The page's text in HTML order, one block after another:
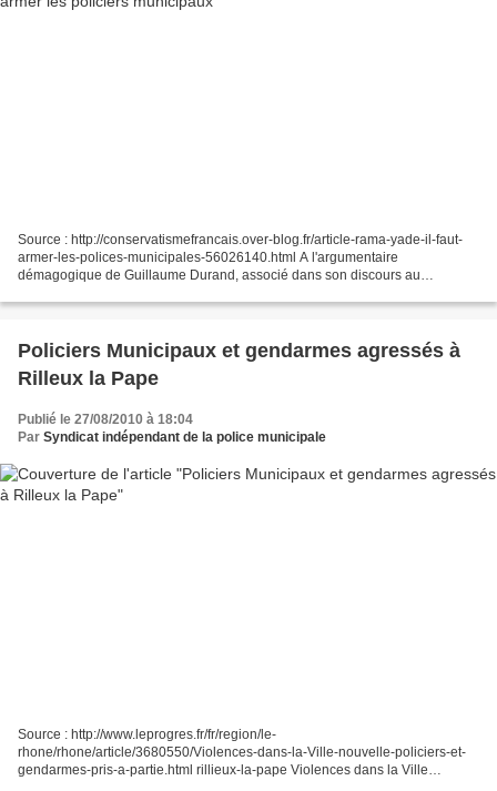
Source : http://conservatismefrancais.over-blog.fr/article-rama-yade-il-faut-
armer-les-polices-municipales-56026140.html A l'argumentaire
démagogique de Guillaume Durand, associé dans son discours au
Policiers Municipaux et gendarmes agressés à
Rilleux la Pape
Publié le 27/08/2010 à 18:04
Par Syndicat indépendant de la police municipale
Source : http://www.leprogres.fr/fr/region/le-
rhone/rhone/article/3680550/Violences-dans-la-Ville-nouvelle-policiers-et-
gendarmes-pris-a-partie.html rillieux-la-pape Violences dans la Ville